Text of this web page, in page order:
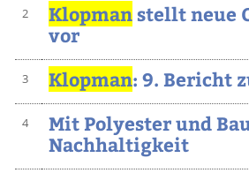
2 Klopmanstellt neue
vor
3 Klopman: 9. Bericht
4
Mit Polyester und
Nachhaltigkeit